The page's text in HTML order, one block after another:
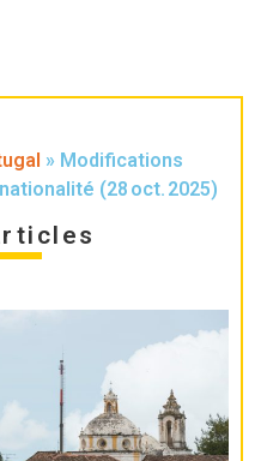
» Modifications
(28 oct. 2025)